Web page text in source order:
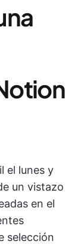
el lunes y
un vistazo
en el
selección